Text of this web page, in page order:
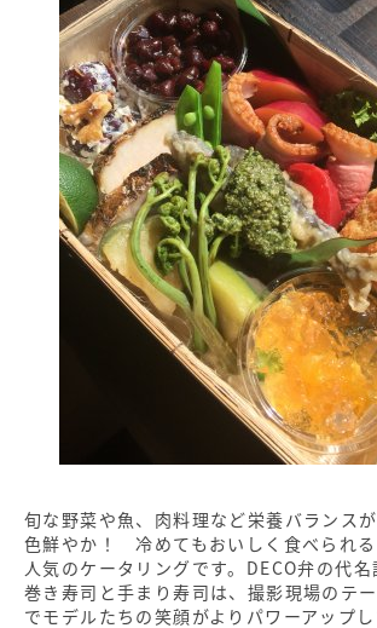
旬な野菜や魚、肉料理など栄養バランス
色鮮やか！ 冷めてもおいしく食べられ
人気のケータリングです。DECO弁の代
巻き寿司と手まり寿司は、撮影現場のテ
でモデルたちの笑顔がよりパワーアップ